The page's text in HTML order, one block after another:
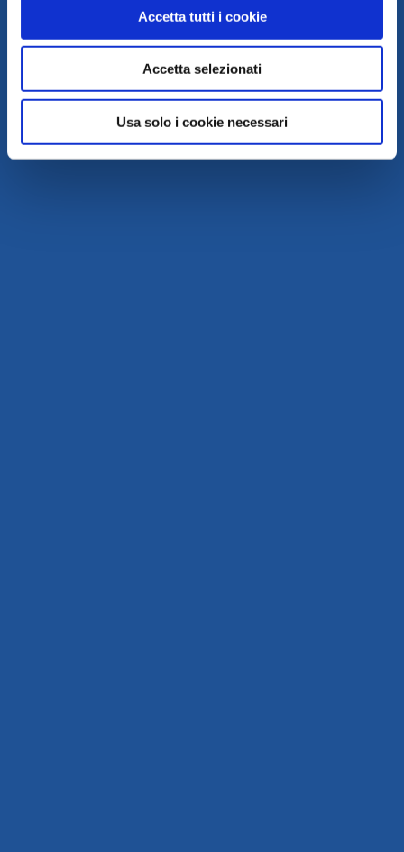
Accetta tutti i cookie
Accetta selezionati
Usa solo i cookie necessari